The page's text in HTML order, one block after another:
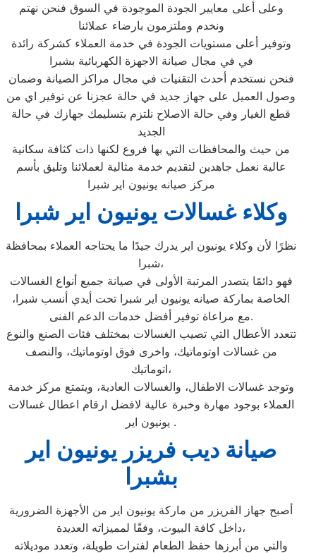
وعلى أعلى معايير الجودة الموجودة في السوق فنحن نهتم
ونخدم وملتزمون بارضاء عملائنا
وتوفير أعلى مستويات الجودة في خدمة العملاء كشركة رائدة
في في مجال صيانة الاجهزة الكهربائية بشبرا
فنحن نستخدم أحدث التقنيات في مجال مراكز الصيانة وضمان
وصول العميل على جهاز جديد في حالة عجزنا عن توفير اي من
قطع الغيار وفي حالة الاصلاح نلتزم بتسليمك جهازك في حالة
الجديد
من حيث والمحافظات التي بها فروع لكنها ذات كثافة سكانية
عالية نعمل جاهدين لتقديم خدمة مثالية لعملائنا وتليق بأسم
مركز صيانه يونيون اير شبرا
وكلاء غسالات يونيون اير شبرا
نظرًا لأن وكلاء يونيون اير يدرك جيدًا ما يحتاجه العملاء بمحافظة
شبرا،
فهو دائمًا يتصدر المرتبة الأولى في صيانة جميع أنواع الغسالات
الخاصة بماركة صيانه يونيون اير شبرا تحت أيدي أنسب شبرا،
مع مراعاة توفير أفضل خدمات الدعم الفنى.
تتعدد الأعطال التي تصيب الغسالات بمختلف فئات الصنع والنوع
من غسالات اوتوماتيك، واخرى فوق اوتوماتيك، والنصف
اتوماتيك،
وتوجد غسالات الاطفال، والغسالات العادية، ويتمتع مركز خدمة
العملاء بوجود مهارة وخبرة عالية لافضل ارقام اعطال غسالات
يونيون اير .
صيانة ديب فريزر يونيون اير
بشبرا
أصبح جهاز الفريزر من ماركة يونيون اير من الأجهزة الضرورية
داخل كافة البيوت، وفقًا لمميزاته العديدة،
والتي من أبرزها حفظ الطعام لفترات طويلة، وتعدد موديلاته